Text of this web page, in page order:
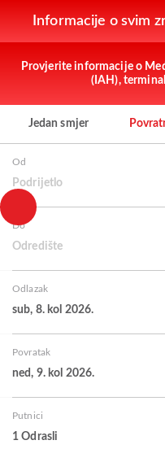
Informacije o svim
Provjerite informacije o
(IAH),
Jedan smjer
Od
Podrijetlo
Do
Odredište
Odlazak
sub, 8. kol 2026.
Povratak
ned, 9. kol 2026.
Putnici
1 Odrasli